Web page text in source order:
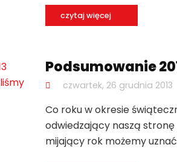
czytaj więcej
Podsumowanie
czwartek, 26 grudnia 2013
Co roku w okresie
odwiedzający naszą
mijający rok możemy